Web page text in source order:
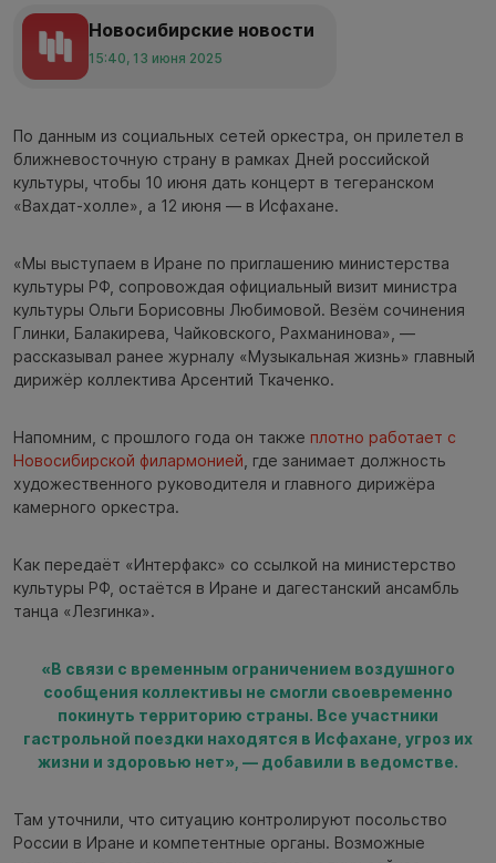
Новосибирские новости
15:40, 13 июня 2025
По данным из социальных сетей оркестра, он прилетел в
ближневосточную страну в рамках Дней российской
культуры, чтобы 10 июня дать концерт в тегеранском
«Вахдат-холле», а 12 июня — в Исфахане.
«Мы выступаем в Иране по приглашению министерства
культуры РФ, сопровождая официальный визит министра
культуры Ольги Борисовны Любимовой. Везём сочинения
Глинки, Балакирева, Чайковского, Рахманинова», —
рассказывал ранее журналу «Музыкальная жизнь» главный
дирижёр коллектива Арсентий Ткаченко.
Напомним, с прошлого года он также плотно работает с
Новосибирской филармонией , где занимает должность
художественного руководителя и главного дирижёра
камерного оркестра.
Как передаёт «Интерфакс» со ссылкой на министерство
культуры РФ, остаётся в Иране и дагестанский ансамбль
танца «Лезгинка».
«В связи с временным ограничением​​‌​‌‌​‍‌‌‌‌​​‌‌​​‌‍‌‌‌‌​​‌‌‌‌​‍‌‌‌‌​​​​‌‌‌‍‌‌‌‌‌​​​‌​‌‍‌‌‌‌‌​​​‌​‌‍‌‌‌‌​​‌​‌‌​‍‌‌‌‌​​‌‌​​‌‍‌‌‌‌​​‌‌‌‌​‍‌‌‌‌​​​​‌‌‌‍‌‌‌‌‌​‌​​‌​‍‌‌‌‌​​‌‌​‌‌‍‌‌‌‌​​‌‌‌‌​‍‌‌‌‌‌​‌​​​‌‍‌‌‌‌​​‌​‌‌​‍‌‌‌‌​​​‌​‌​‍‌‌‌‌​​‌​‌​​‍‌‌‌‌​​‌​‌‌‌‍‌‌‌‌​​‌​​​‌‍‌‌‌‌​​‌​​​​‍‌‌‌‌​​​‌​​‌‍‌‌‌‌​​‌​‌‌​‍‌‌‌‌​​‌‌ воздушного
сообщения коллективы не смогли своевременно
покинуть территорию страны. Все участники
гастрольной поездки находятся в Исфахане, угроз их
жизни и здоровью нет», — добавили в ведомстве.
Там уточнили, что ситуацию контролируют посольство
России в Иране и компетентные органы. Возможные